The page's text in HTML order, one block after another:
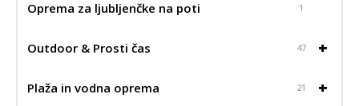
Oprema za ljubljenčke na poti 1
+
Outdoor & Prosti čas 47
+
Plaža in vodna oprema 21